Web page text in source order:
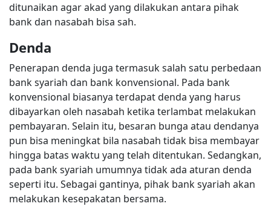
ditunaikan agar akad yang dilakukan antara pihak
bank dan nasabah bisa sah.
Denda
Penerapan denda juga termasuk salah satu perbedaan
bank syariah dan bank konvensional. Pada bank
konvensional biasanya terdapat denda yang harus
dibayarkan oleh nasabah ketika terlambat melakukan
pembayaran. Selain itu, besaran bunga atau dendanya
pun bisa meningkat bila nasabah tidak bisa membayar
hingga batas waktu yang telah ditentukan. Sedangkan,
pada bank syariah umumnya tidak ada aturan denda
seperti itu. Sebagai gantinya, pihak bank syariah akan
melakukan kesepakatan bersama.